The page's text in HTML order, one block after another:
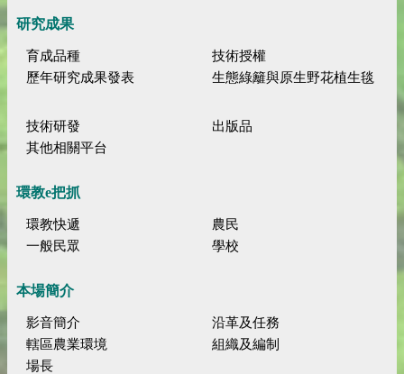
研究成果
育成品種
技術授權
歷年研究成果發表
生態綠籬與原生野花植生毯
技術研發
出版品
其他相關平台
環教e把抓
環教快遞
農民
一般民眾
學校
本場簡介
影音簡介
沿革及任務
轄區農業環境
組織及編制
場長